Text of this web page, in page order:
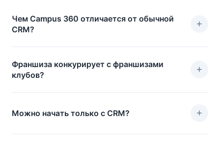
Чем Campus 360 отличается от обычной
CRM?
+
Франшиза конкурирует с франшизами
клубов?
+
Можно начать только с CRM? +